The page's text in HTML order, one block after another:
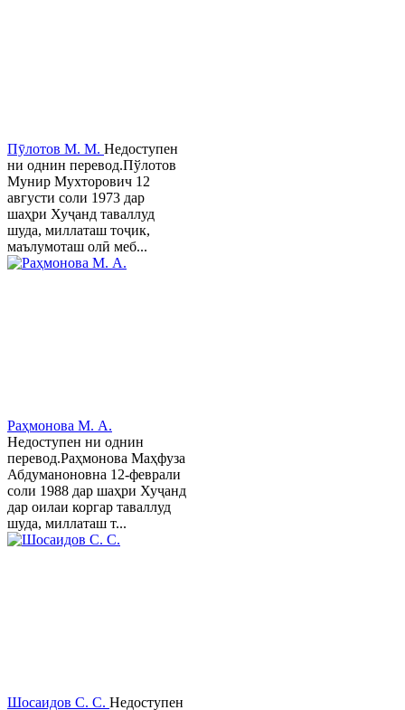
Пӯлотов М. М. Недоступен
ни однин перевод.Пўлотов
Мунир Мухторович 12
августи соли 1973 дар
шаҳри Хуҷанд таваллуд
шуда, миллаташ тоҷик,
маълумоташ олӣ меб...
Раҳмонова М. А.
Недоступен ни однин
перевод.Раҳмонова Маҳфуза
Абдуманоновна 12-феврали
соли 1988 дар шаҳри Хуҷанд
дар оилаи коргар таваллуд
шуда, миллаташ т...
Шосаидов С. С. Недоступен